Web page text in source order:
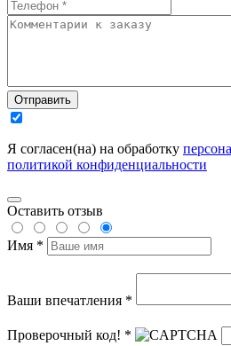
Отправить
Я согласен(на) на обработку
политикой конфиденциальности
Оставить отзыв
Имя *
Ваши впечатления *
Проверочный код! *